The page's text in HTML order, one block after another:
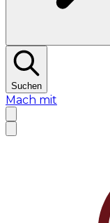
Suchen
Mach mit